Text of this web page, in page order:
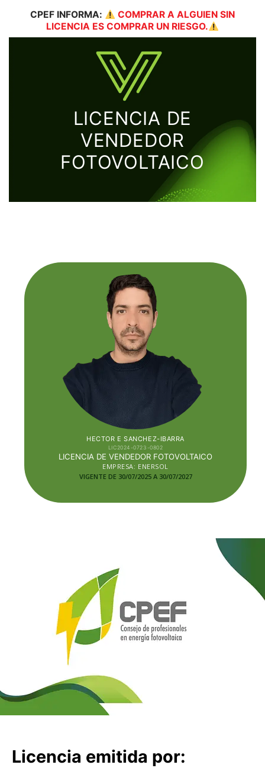
CPEF INFORMA:
COMPRAR A ALGUIEN SIN
LICENCIA ES COMPRAR UN RIESGO.
LICENCIA DE
VENDEDOR
FOTOVOLTAICO
HECTOR E SANCHEZ-IBARRA
LIC2024-0723-0802
LICENCIA DE VENDEDOR FOTOVOLTAICO
EMPRESA: ENERSOL
VIGENTE DE 30/07/2025 A 30/07/2027
Licencia emitida por: